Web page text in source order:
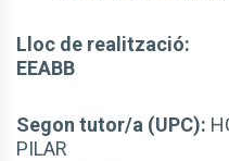
Lloc de realització:
EEABB
Segon tutor/a (UPC):
PILAR